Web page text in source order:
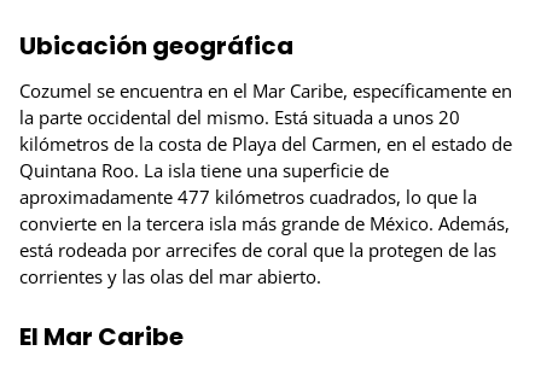
Ubicación geográfica
Cozumel se encuentra en el Mar Caribe, específicamente en
la parte occidental del mismo. Está situada a unos 20
kilómetros de la costa de Playa del Carmen, en el estado de
Quintana Roo. La isla tiene una superficie de
aproximadamente 477 kilómetros cuadrados, lo que la
convierte en la tercera isla más grande de México. Además,
está rodeada por arrecifes de coral que la protegen de las
corrientes y las olas del mar abierto.
El Mar Caribe